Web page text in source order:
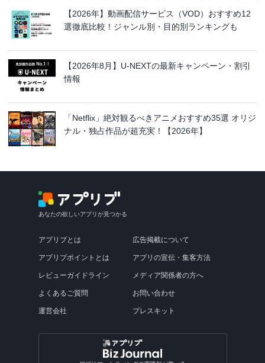
【2026年】動画配信サービス（VOD）おすすめ12
選徹底比較！ジャンル別・目的別ランキングも
【2026年8月】U-NEXTの最新キャンペーン・割引
情報
「Netflix」絶対観るべきアニメおすすめ35選 オリジ
ナル・独占作品が超充実！【2026年】
あなたの欲しいアプリが見つかる
アプリブとは
アプリブポイントとは
レビューガイドライン
よくあるご質問
運営会社
広告掲載について
アプリの宣伝・集客方法
メディア関係者の方へ
お問い合わせ
プレスキット